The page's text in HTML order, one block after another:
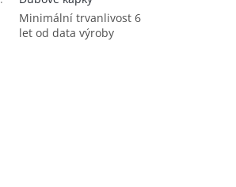
Minimální trvanlivost 6
let od data výroby